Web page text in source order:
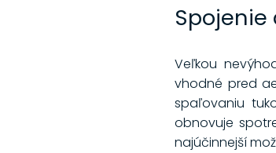
Veľkou
vhodné pred
spaľovaniu
obnovuje
najúčinnejší